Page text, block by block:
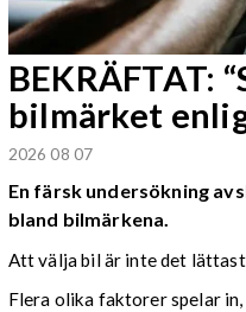
BEKRÄFTAT:
bilmärket
2026 08 07
En färsk undersökning
bland bilmärkena.
Att välja bil är inte det
Flera olika faktorer spelar